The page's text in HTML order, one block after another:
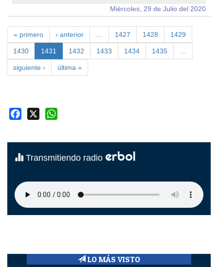
Miércoles, 29 de Julio del 2020
« primero ‹ anterior 1427 1428 1429
1430 1431 1432 1433 1434 1435
siguiente › última »
Facebook
Transmitiendo radio erbol
LO MÁS VISTO